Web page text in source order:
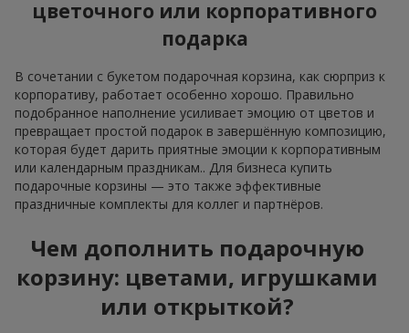
цветочного или корпоративного
подарка
В сочетании с букетом подарочная корзина, как сюрприз к
корпоративу, работает особенно хорошо. Правильно
подобранное наполнение усиливает эмоцию от цветов и
превращает простой подарок в завершённую композицию,
которая будет дарить приятные эмоции к корпоративным
или календарным праздникам.. Для бизнеса купить
подарочные корзины — это также эффективные
праздничные комплекты для коллег и партнёров.
Чем дополнить подарочную
корзину: цветами, игрушками
или открыткой?